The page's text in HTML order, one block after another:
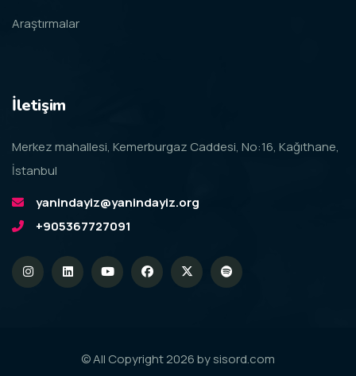
Araştırmalar
İletişim
Merkez mahallesi, Kemerburgaz Caddesi, No:16, Kağıthane,
İstanbul
yanindayiz@yanindayiz.org
+905367727091
© All Copyright 2026 bysisord.com